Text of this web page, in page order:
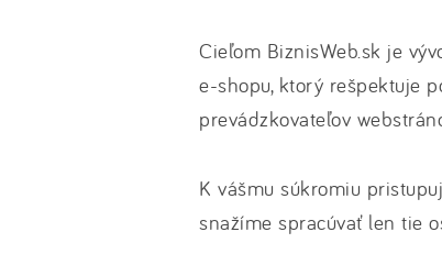
Cieľom BiznisWeb.sk je
e-shopu, ktorý rešpektuje
prevádzkovateľov
K vášmu súkromiu
snažíme spracúvať len tie